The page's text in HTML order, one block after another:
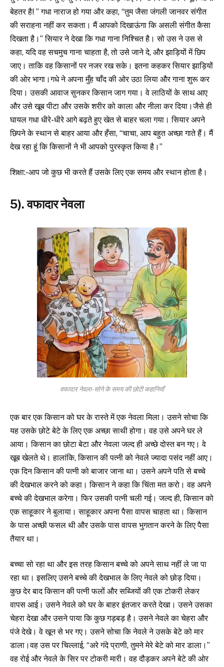
बेहतर है! ” गधा नाराज हो गया और कहा, “तुम जैसा जंगली जानवर संगीत
की सराहना नहीं कर सकता। मैं आपको दिखाऊंगा कि असली संगीत कैसा
दिखता है।” सियार ने देखा कि गधा गाना निश्चित है। सो उस ने उस से
कहा, यदि वह सचमुच गाना चाहता है, तो उसे जाने दे, और झाड़ियों में छिप
जाए। ताकि वह किसानों पर नजर रख सके। इतना कहकर सियार झाड़ियों
की ओर भागा।गधे ने अपना मुँह चाँद की ओर उठा लिया और गाना शुरू कर
दिया। उसकी आवाज सुनकर किसान जाग गया। वे लाठियों के साथ आए
और उसे खूब पीटा और उसके शरीर को काला और नीला कर दिया।जैसे ही
घायल गधा धीरे-धीरे आगे बढ़ते हुए खेत से बाहर चला गया। सियार अपने
छिपने के स्थान से बाहर आया और हँसा, “चाचा, आप बहुत अच्छा गाते हैं। मैं
देख रहा हूं कि किसानों ने भी आपको पुरस्कृत किया है।”
शिक्षा:-आप जो कुछ भी करते हैं उसके लिए एक समय और स्थान होता है।
5). वफादार नेवला
वफादार नेवला-सोने के समय की छोटी कहानियाँ
एक बार एक किसान को घर के रास्ते में एक नेवला मिला। उसने सोचा कि
यह उसके छोटे बेटे के लिए एक अच्छा साथी होगा। वह उसे अपने घर ले
आया। किसान का छोटा बेटा और नेवला जल्द ही अच्छे दोस्त बन गए। वे
खूब खेलते थे। हालांकि, किसान की पत्नी को नेवले ज्यादा पसंद नहीं आए।
एक दिन किसान की पत्नी को बाजार जाना था। उसने अपने पति से बच्चे
की देखभाल करने को कहा। किसान ने कहा कि चिंता मत करो। वह अपने
बच्चे की देखभाल करेगा। फिर उसकी पत्नी चली गई। जल्द ही, किसान को
एक साहूकार ने बुलाया। साहूकार अपना पैसा वापस चाहता था। किसान
के पास अच्छी फसल थी और उसके पास वापस भुगतान करने के लिए पैसा
तैयार था।
बच्चा सो रहा था और इस तरह किसान बच्चे को अपने साथ नहीं ले जा पा
रहा था। इसलिए उसने बच्चे की देखभाल के लिए नेवले को छोड़ दिया।
कुछ देर बाद किसान की पत्नी फलों और सब्जियों की एक टोकरी लेकर
वापस आई। उसने नेवले को घर के बाहर इंतजार करते देखा। उसने उसका
चेहरा देखा और उसने पाया कि कुछ गड़बड़ है। उसने नेवले का चेहरा और
पंजे देखे। वे खून से भर गए। उसने सोचा कि नेवले ने उसके बेटे को मार
डाला।वह उस पर चिल्लाई, “अरे गंदे प्राणी, तुमने मेरे बेटे को मार डाला।”
वह रोई और नेवले के सिर पर टोकरी मारी। वह दौड़कर अपने बेटे की ओर